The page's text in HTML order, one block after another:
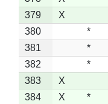
379
X
380
*
381
*
382
*
383
X
384
X *